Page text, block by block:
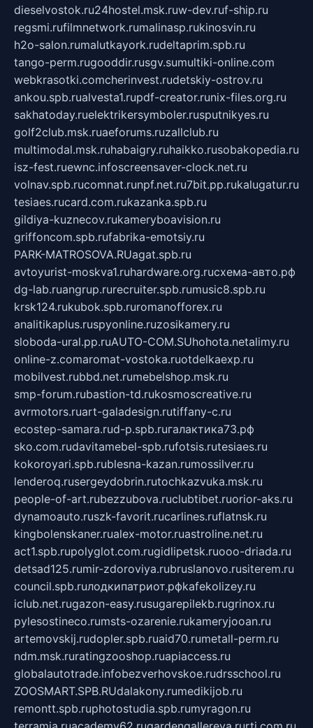
dieselvostok.ru24hostel.msk.ruw-dev.ruf-ship.ru
regsmi.rufilmnetwork.rumalinasp.rukinosvin.ru
h2o-salon.rumalutkayork.rudeltaprim.spb.ru
tango-perm.rugooddir.rusgv.sumultiki-online.com
webkrasotki.comcherinvest.rudetskiy-ostrov.ru
ankou.spb.rualvesta1.rupdf-creator.runix-files.org.ru
sakhatoday.ruelektrikersymboler.rusputnikyes.ru
golf2club.msk.ruaeforums.ruzallclub.ru
multimodal.msk.ruhabaigry.ruhaikko.rusobakopedia.ru
isz-fest.ruewnc.infoscreensaver-clock.net.ru
volnav.spb.rucomnat.runpf.net.ru7bit.pp.rukalugatur.ru
tesiaes.rucard.com.rukazanka.spb.ru
gildiya-kuznecov.rukameryboavision.ru
griffoncom.spb.rufabrika-emotsiy.ru
PARK-MATROSOVA.RUagat.spb.ru
avtoyurist-moskva1.ruhardware.org.ruсхема-авто.рф
dg-lab.ruangrup.rurecruiter.spb.rumusic8.spb.ru
krsk124.rukubok.spb.ruromanofforex.ru
analitikaplus.ruspyonline.ruzosikamery.ru
sloboda-ural.pp.ruAUTO-COM.SUhohota.netalimy.ru
online-z.comaromat-vostoka.ruotdelkaexp.ru
mobilvest.rubbd.net.rumebelshop.msk.ru
smp-forum.rubastion-td.rukosmoscreative.ru
avrmotors.ruart-galadesign.rutiffany-c.ru
ecostep-samara.rud-p.spb.ruгалактика73.рф
sko.com.rudavitamebel-spb.rufotsis.rutesiaes.ru
kokoroyari.spb.rublesna-kazan.rumossilver.ru
lenderoq.rusergeydobrin.rutochkazvuka.msk.ru
people-of-art.rubezzubova.ruclubtibet.ruorior-aks.ru
dynamoauto.ruszk-favorit.rucarlines.ruflatnsk.ru
kingbolenskaner.rualex-motor.ruastroline.net.ru
act1.spb.rupolyglot.com.rugidlipetsk.ruooo-driada.ru
detsad125.rumir-zdoroviya.rubruslanovo.rusiterem.ru
council.spb.ruлодкипатриот.рфkafekolizey.ru
iclub.net.rugazon-easy.rusugarepilekb.rugrinox.ru
pylesostineco.rumsts-ozarenie.rukameryjooan.ru
artemovskij.rudopler.spb.ruaid70.rumetall-perm.ru
ndm.msk.ruratingzooshop.ruapiaccess.ru
globalautotrade.infobezverhovskoe.rudrsschool.ru
ZOOSMART.SPB.RUdalakony.rumedikijob.ru
remontt.spb.ruphotostudia.spb.rumyragon.ru